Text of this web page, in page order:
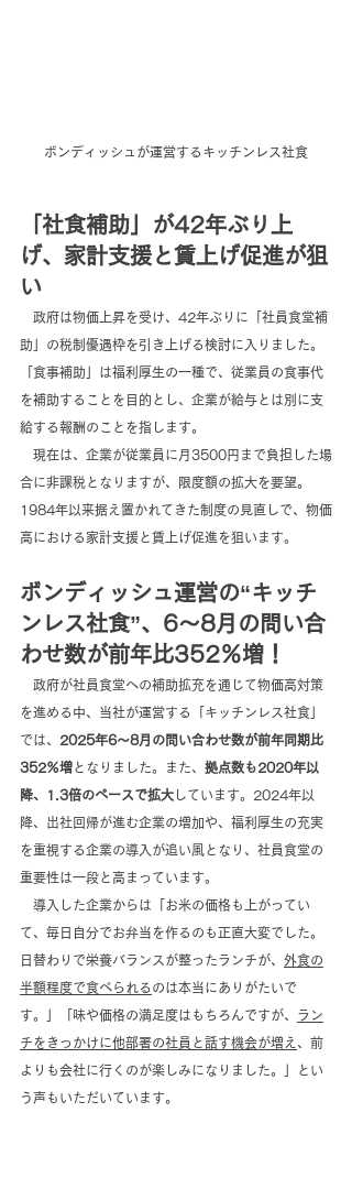
ボンディッシュが運営するキッチンレス社食
「社食補助」が42年ぶり上
げ、家計支援と賃上げ促進が狙
い
政府は物価上昇を受け、42年ぶりに「社員食堂補
助」の税制優遇枠を引き上げる検討に入りました。
「食事補助」は福利厚生の一種で、従業員の食事代
を補助することを目的とし、企業が給与とは別に支
給する報酬のことを指します。
現在は、企業が従業員に月3500円まで負担した場
合に非課税となりますが、限度額の拡大を要望。
1984年以来据え置かれてきた制度の見直しで、物価
高における家計支援と賃上げ促進を狙います。
ボンディッシュ運営の“キッチ
ンレス社食”、6～8月の問い合
わせ数が前年比352％増！
政府が社員食堂への補助拡充を通じて物価高対策
を進める中、当社が運営する「キッチンレス社食」
では、 2025年6～8月の問い合わせ数が前年同期比
352％増となりました。また、 拠点数も2020年以
降、1.3倍のペースで拡大 しています。2024年以
降、出社回帰が進む企業の増加や、福利厚生の充実
を重視する企業の導入が追い風となり、社員食堂の
重要性は一段と高まっています。
導入した企業からは「お米の価格も上がってい
て、毎日自分でお弁当を作るのも正直大変でした。
日替わりで栄養バランスが整ったランチが、 外食の
半額程度で食べられる のは本当にありがたいで
す。」「味や価格の満足度はもちろんですが、 ラン
チをきっかけに他部署の社員と話す機会が増え 、前
よりも会社に行くのが楽しみになりました。」とい
う声もいただいています。